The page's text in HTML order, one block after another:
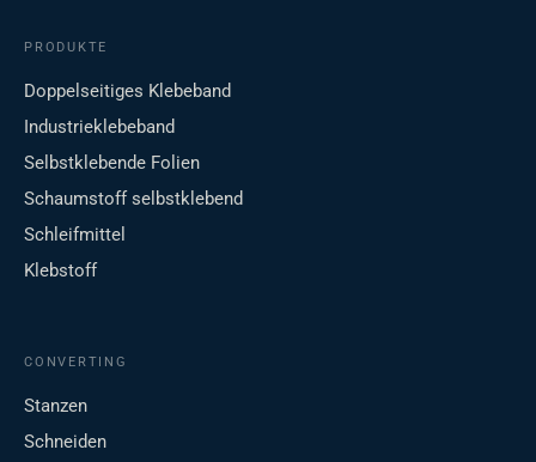
PRODUKTE
Doppelseitiges Klebeband
Industrieklebeband
Selbstklebende Folien
Schaumstoff selbstklebend
Schleifmittel
Klebstoff
CONVERTING
Stanzen
Schneiden